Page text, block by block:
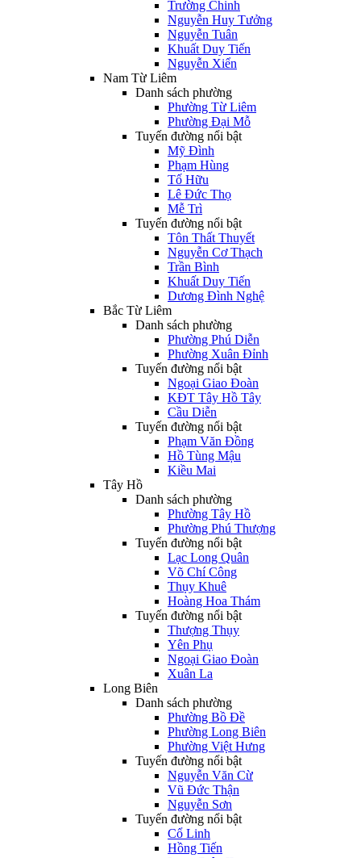
Trường Chinh
Nguyễn Huy Tưởng
Nguyễn Tuân
Khuất Duy Tiến
Nguyễn Xiển
Nam Từ Liêm
Danh sách phường
Phường Từ Liêm
Phường Đại Mỗ
Tuyến đường nổi bật
Mỹ Đình
Phạm Hùng
Tố Hữu
Lê Đức Thọ
Mễ Trì
Tuyến đường nổi bật
Tôn Thất Thuyết
Nguyễn Cơ Thạch
Trần Bình
Khuất Duy Tiến
Dương Đình Nghệ
Bắc Từ Liêm
Danh sách phường
Phường Phú Diễn
Phường Xuân Đỉnh
Tuyến đường nổi bật
Ngoại Giao Đoàn
KĐT Tây Hồ Tây
Cầu Diễn
Tuyến đường nổi bật
Phạm Văn Đồng
Hồ Tùng Mậu
Kiều Mai
Tây Hồ
Danh sách phường
Phường Tây Hồ
Phường Phú Thượng
Tuyến đường nổi bật
Lạc Long Quân
Võ Chí Công
Thụy Khuê
Hoàng Hoa Thám
Tuyến đường nổi bật
Thượng Thụy
Yên Phụ
Ngoại Giao Đoàn
Xuân La
Long Biên
Danh sách phường
Phường Bồ Đề
Phường Long Biên
Phường Việt Hưng
Tuyến đường nổi bật
Nguyễn Văn Cừ
Vũ Đức Thận
Nguyễn Sơn
Tuyến đường nổi bật
Cổ Linh
Hồng Tiến